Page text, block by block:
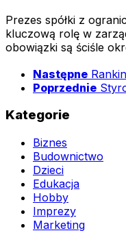
Prezes spółki z
kluczową rolę w
obowiązki są ściśle
Następne
Poprzednie
Kategorie
Biznes
Budownictwo
Dzieci
Edukacja
Hobby
Imprezy
Marketing